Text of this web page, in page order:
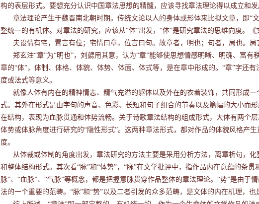
构的表层形式。要想充分认识中国章法思想的精髓，应该寻找章法理论得以成立和发
章法理论产生于魏晋南北朝时期。传统文论以人的身体或形体来比拟文章，即“
整统一的有机体。对章法的研究，应该从“体”出发，“体”是研究章法的思维向度。《
夫设情有宅，置言有位；宅情曰章，位言曰句。故章者，明也；句者，局也。局
郑玄注“章”为“明也”，刘勰用其意，认为“章”能够使思想情感明晰、明确、富
章的“体”，体制、体格、体貌、体势、体面、体式等，是在章中形成的。“章”字还
度或法式等意义。
就像人体有内在的精神情志、精气充溢的躯体以及外在的衣着装饰，共同形成
式。其外在形式是由字句的声音、色彩、长短和句子组合的节奏以及篇幅的大小而
在结构，表现为血脉贯通和体势流畅。关于诗歌章法结构的组成形式，大体有两个
体势或体脉角度进行研究的“隐性形式”。这两种章法形式，都对作品的体貌风格产
度。
从体裁或体制的角度出发，章法研究的方法主要是采用分析方法，离章析句，
和整体结构形式。其次看“脉”和“体势”，“脉”在文学批评中，指作品内在意蕴的条
脉”、“血脉”、“气脉”等概念，都是把握意脉贯穿作品整体的章法理论。“势”是由于
法的一个重要的范畴。“脉”和“势”以及二者引发的众多范畴，是文体的内在机理，也